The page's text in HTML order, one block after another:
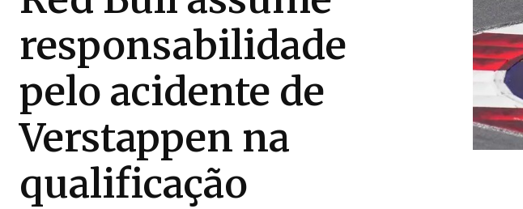
responsabilidade
pelo acidente de
Verstappen na
qualificação